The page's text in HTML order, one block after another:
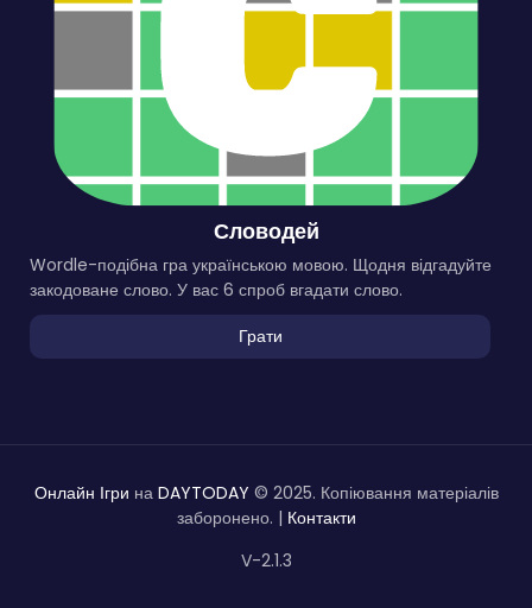
Словодей
Wordle-подібна гра українською мовою. Щодня відгадуйте
закодоване слово. У вас 6 спроб вгадати слово.
Грати
Онлайн Ігри на DAYTODAY © 2025. Копіювання матеріалів
заборонено. | Контакти
V-2.1.3